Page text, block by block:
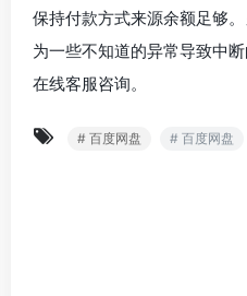
保持付款方式来源余额足够
为一些不知道的异常导致中
在线客服咨询。
# 百度网盘 # 百度网盘